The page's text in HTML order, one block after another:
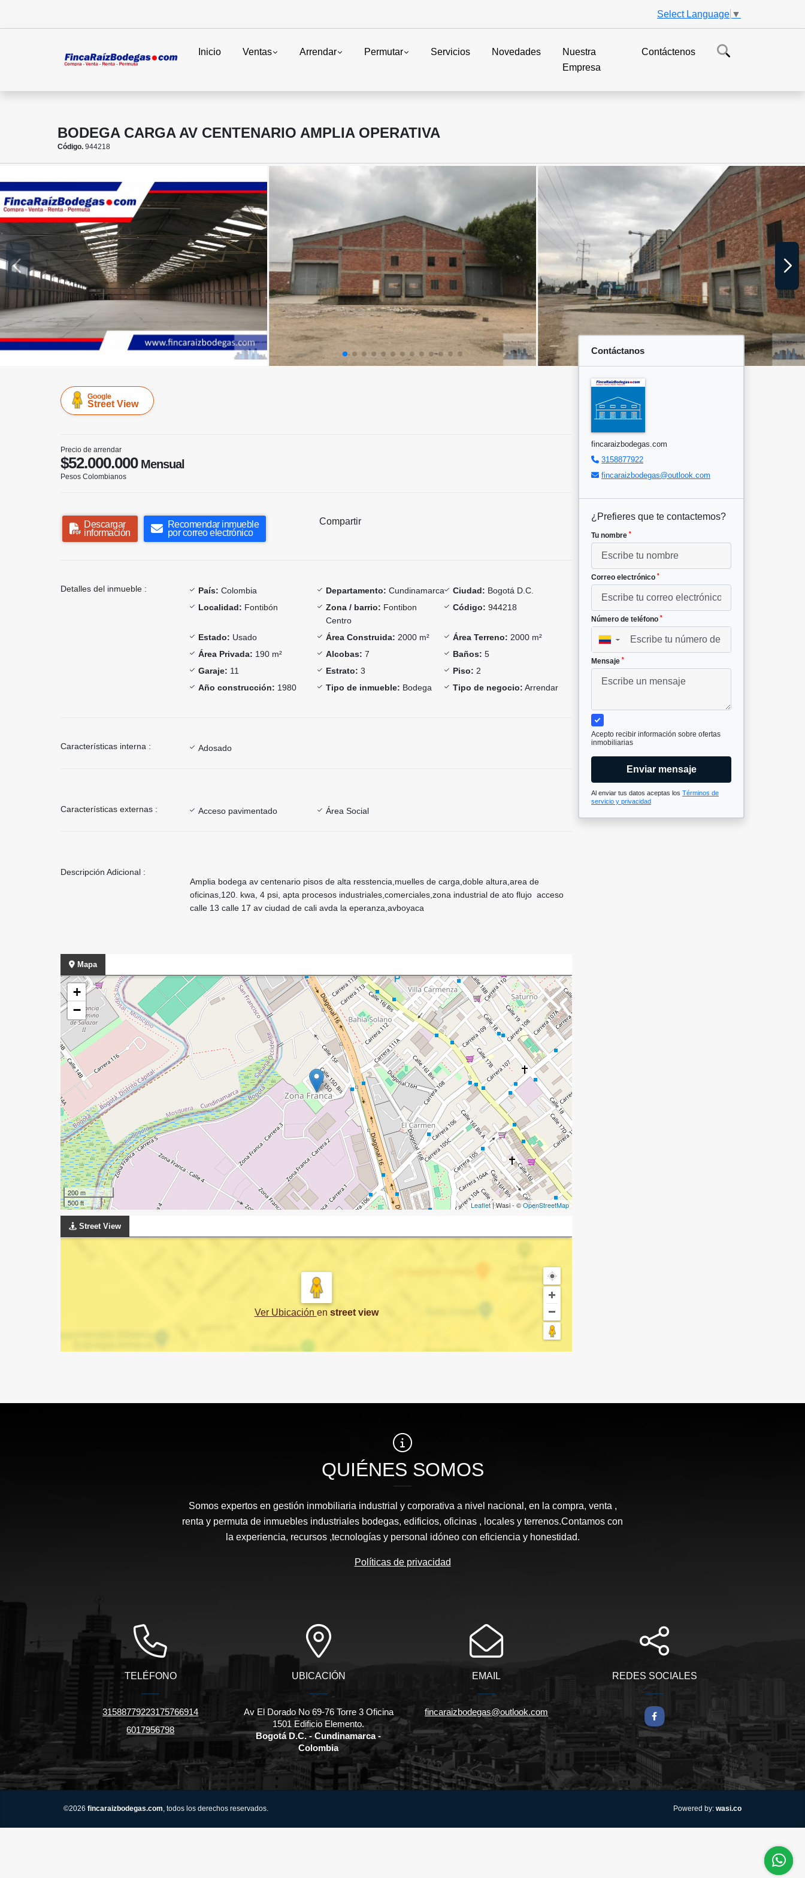
Select Language ▼
Inicio Ventas Arrendar Permutar Servicios Novedades
Nuestra
Empresa
Contáctenos
BODEGA CARGA AV CENTENARIO AMPLIA OPERATIVA
Código. 944218
Google
Street View
Precio de arrendar
$52.000.000Mensual
Pesos Colombianos
Descargar
información
Recomendar inmueble
por correo electrónico
Compartir
Detalles del inmueble : País: Colombia Departamento: Cundinamarca Ciudad: Bogotá D.C.
Localidad: Fontibón Zona / barrio: Fontibon
Centro
Código: 944218
Estado: Usado Área Construida: 2000 m² Área Terreno: 2000 m²
Área Privada: 190 m² Alcobas: 7 Baños: 5
Garaje: 11 Estrato: 3 Piso: 2
Año construcción: 1980 Tipo de inmueble: Bodega Tipo de negocio: Arrendar
Características interna : Adosado
Características externas : Acceso pavimentado Área Social
Descripción Adicional :
Amplia bodega av centenario pisos de alta resstencia,muelles de carga,doble altura,area de
oficinas,120. kwa, 4 psi, apta procesos industriales,comerciales,zona industrial de ato flujo acceso
calle 13 calle 17 av ciudad de cali avda la eperanza,avboyaca
Mapa
+
−
200 m
500 ft
Leaflet| Wasi - ©OpenStreetMap
Street View
Ver Ubicación en street view
Contáctanos
fincaraizbodegas.com
3158877922
fincaraizbodegas@outlook.com
¿Prefieres que te contactemos?
Tu nombre *
Correo electrónico *
Número de teléfono *
▼
Mensaje *
Acepto recibir información sobre ofertas
inmobiliarias
Enviar mensaje
Al enviar tus datos aceptas los Términos de
servicio y privacidad
QUIÉNES SOMOS
Somos expertos en gestión inmobiliaria industrial y corporativa a nivel nacional, en la compra, venta ,
renta y permuta de inmuebles industriales bodegas, edificios, oficinas , locales y terrenos.Contamos con
la experiencia, recursos ,tecnologías y personal idóneo con eficiencia y honestidad.
Políticas de privacidad
TELÉFONO
31588779223175766914
6017956798
UBICACIÓN
Av El Dorado No 69-76 Torre 3 Oficina
1501 Edificio Elemento.
Bogotá D.C. - Cundinamarca -
Colombia
EMAIL
fincaraizbodegas@outlook.com
REDES SOCIALES
Facebook
©2026 fincaraizbodegas.com, todos los derechos reservados. Powered by: wasi.co